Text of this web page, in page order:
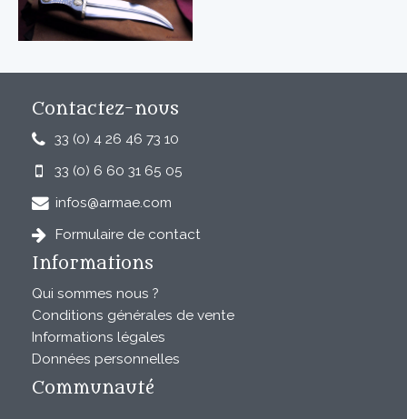
Contactez-nous
33 (0) 4 26 46 73 10
33 (0) 6 60 31 65 05
infos@armae.com
Formulaire de contact
Informations
Qui sommes nous ?
Conditions générales de vente
Informations légales
Données personnelles
Communauté